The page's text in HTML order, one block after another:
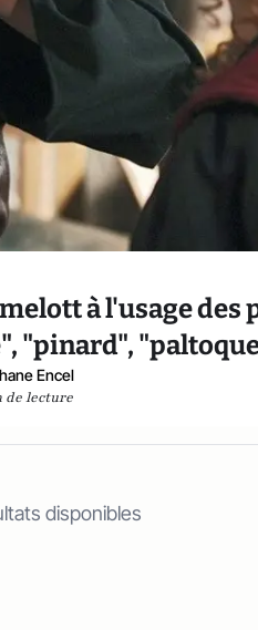
à l'usage des
"pinard",
Encel
de lecture
disponibles